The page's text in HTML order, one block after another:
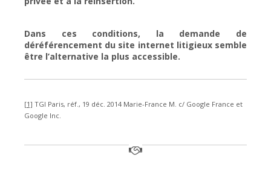
Dans ces conditions, la demande de
déréférencement du site internet litigieux semble
être l’alternative la plus accessible.
[1] TGI Paris, réf., 19 déc. 2014 Marie-France M. c/ Google France et
Google Inc.